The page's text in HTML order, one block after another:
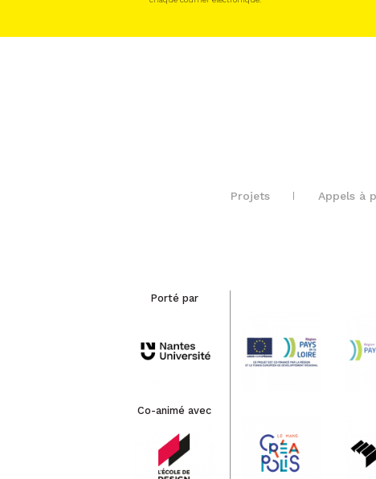
Projets Appels à
Porté par
Co-animé avec